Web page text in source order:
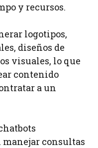
y recursos.
logotipos,
diseños de
visuales, lo que
contenido
a un
consultas